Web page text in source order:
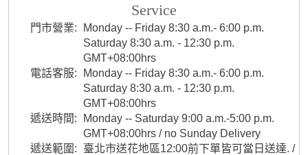
Service
門市營業:
Monday -- Friday 8:30 a.m.- 6:00 p.m.
Saturday 8:30 a.m. - 12:30 p.m.
GMT+08:00hrs
電話客服:
Monday -- Friday 8:30 a.m.- 6:00 p.m.
Saturday 8:30 a.m. - 12:30 p.m.
GMT+08:00hrs
遞送時間:
Monday -- Saturday 9:00 a.m.-5:00 p.m.
GMT+08:00hrs / no Sunday Delivery
遞送範圍:
臺北市送花地區12:00前下單皆可當日送達. /